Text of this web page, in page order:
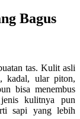
Bagus
tas. Kulit asli
kadal, ular piton,
bisa menembus
kulitnya pun
sapi yang lebih